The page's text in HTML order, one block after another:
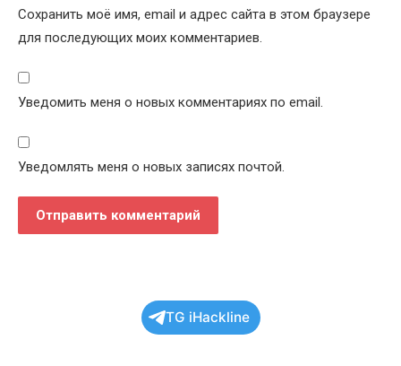
Сохранить моё имя, email и адрес сайта в этом браузере
для последующих моих комментариев.
Уведомить меня о новых комментариях по email.
Уведомлять меня о новых записях почтой.
TG iHackline